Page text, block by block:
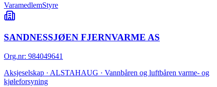
VaramedlemStyre
SANDNESSJØEN FJERNVARME AS
Org.nr: 984049641
Aksjeselskap · ALSTAHAUG · Vannbåren og luftbåren varme- og
kjøleforsyning